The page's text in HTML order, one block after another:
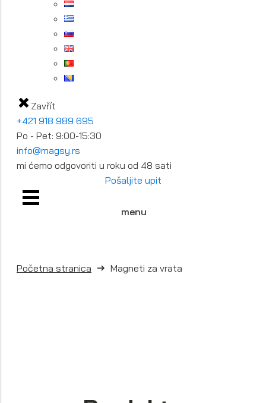
Zavřít
+421 918 989 695
Po - Pet: 9:00-15:30
info@magsy.rs
mi ćemo odgovoriti u roku od 48 sati
Pošaljite upit
menu
Početna stranica Magneti za vrata